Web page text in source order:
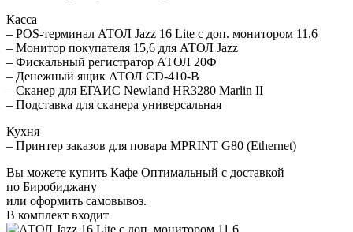
Касса
– POS-терминал АТОЛ Jazz 16 Lite c доп. монитором 11,6
– Монитор покупателя 15,6 для АТОЛ Jazz
– Фискальный регистратор АТОЛ 20Ф
– Денежный ящик АТОЛ CD-410-В
– Сканер для ЕГАИС Newland HR3280 Marlin II
– Подставка для сканера универсальная
Кухня
– Принтер заказов для повара MPRINT G80 (Ethernet)
Вы можете купить Кафе Оптимальный с доставкой
по Биробиджану
или оформить самовывоз.
В комплект входит